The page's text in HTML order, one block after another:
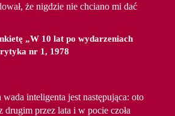
że nigdzie nie chciano mi dać
„W 10 lat po wydarzeniach
nr 1, 1978
inteligenta jest następująca: oto
drugim przez lata i w pocie czoła